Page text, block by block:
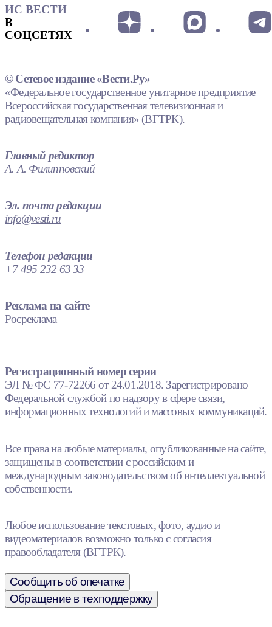
ИС ВЕСТИ
В
СОЦСЕТЯХ
© Сетевое издание «Вести.Ру»
«Федеральное государственное унитарное предприятие
Всероссийская государственная телевизионная и
радиовещательная компания» (ВГТРК).
Главный редактор
А. А. Филипповский
Эл. почта редакции
info@vesti.ru
Телефон редакции
+7 495 232 63 33
Реклама на сайте
Росреклама
Регистрационный номер серии
ЭЛ № ФС 77-72266 от 24.01.2018. Зарегистрировано
Федеральной службой по надзору в сфере связи,
информационных технологий и массовых коммуникаций.
Все права на любые материалы, опубликованные на сайте,
защищены в соответствии с российским и
международным законодательством об интеллектуальной
собственности.
Любое использование текстовых, фото, аудио и
видеоматериалов возможно только с согласия
правообладателя (ВГТРК).
Сообщить об опечатке
Обращение в техподдержку